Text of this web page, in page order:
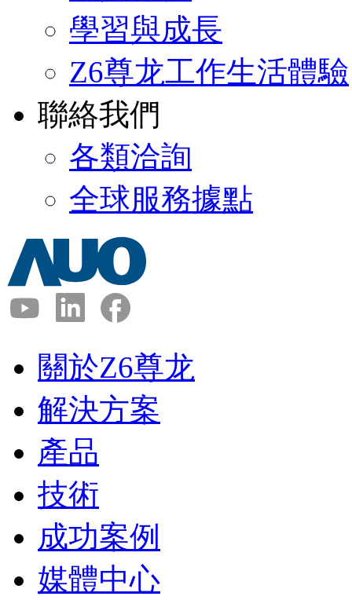
學習與成長
Z6尊龙工作生活體驗
聯絡我們
各類洽詢
全球服務據點
關於Z6尊龙
解決方案
產品
技術
成功案例
媒體中心